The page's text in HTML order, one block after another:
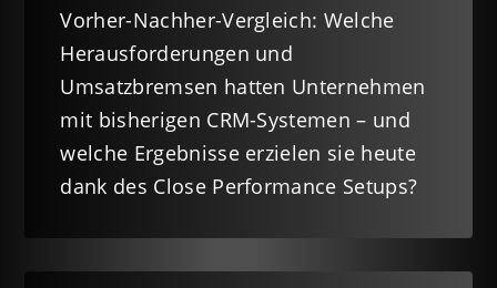
Vorher-Nachher-Vergleich: Welche
Herausforderungen und
Umsatzbremsen hatten Unternehmen
mit bisherigen CRM-Systemen – und
welche Ergebnisse erzielen sie heute
dank des Close Performance Setups?